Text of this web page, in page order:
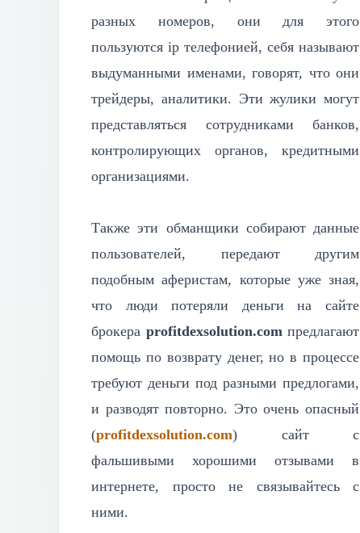
разных номеров, они для этого
пользуются ip телефонией, себя называют
выдуманными именами, говорят, что они
трейдеры, аналитики. Эти жулики могут
представляться сотрудниками банков,
контролирующих органов, кредитными
организациями.
Также эти обманщики собирают данные
пользователей, передают другим
подобным аферистам, которые уже зная,
что люди потеряли деньги на сайте
брокера profitdexsolution.com предлагают
помощь по возврату денег, но в процессе
требуют деньги под разными предлогами,
и разводят повторно. Это очень опасный
(profitdexsolution.com) сайт с
фальшивыми хорошими отзывами в
интернете, просто не связывайтесь с
ними.